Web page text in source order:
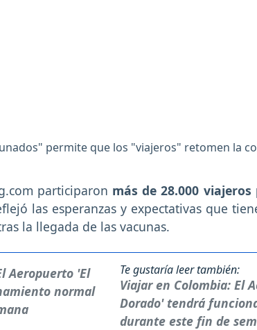
permite que los "viajeros" retomen la
participaron más de 28.000
las esperanzas y expectativas que
la llegada de las vacunas.
Te gustaría leer también:
Viajar en Colombia: El
Dorado' tendrá
durante este fin de